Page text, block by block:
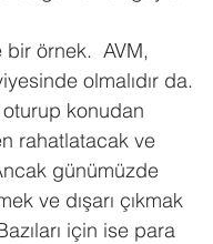
örnek.  AVM,
olmalıdır da.
konudan
rahatlatacak ve
günümüzde
ve dışarı çıkmak
için ise para